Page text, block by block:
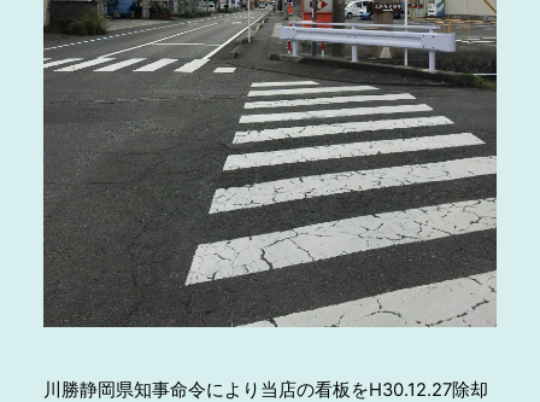
川勝静岡県知事命令により当店の看板をH30.12.27除却